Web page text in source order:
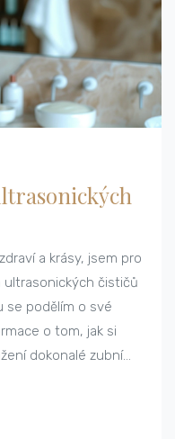
a krásy, jsem pro
čističů
se podělím o své
o tom, jak si
dokonalé zubní
zejména
a cenové
o zuby vůbec